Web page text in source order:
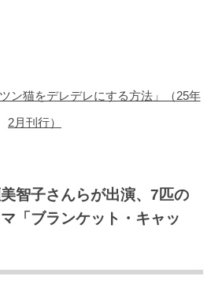
ン猫をデレデレにする方法」（25年
2月刊行）
智子さんらが出演、7匹の
「ブランケット・キャッ